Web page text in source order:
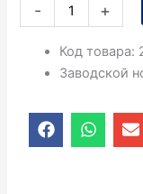
- +
Код товара:
Заводской
F
a
W
h
E
n